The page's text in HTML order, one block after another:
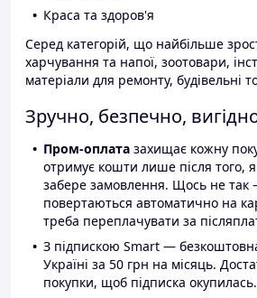
Краса та здоров'я
Серед категорій, що найбільше
харчування та напої, зоотовари,
матеріали для ремонту, будівельні
Зручно, безпечно,
Пром-оплата захищає кожну
отримує кошти лише після того,
забере замовлення. Щось не так
повертаються автоматично на
треба переплачувати за
З підпискою Smart —
Україні за 50 грн на місяць.
покупки, щоб підписка окупилась.